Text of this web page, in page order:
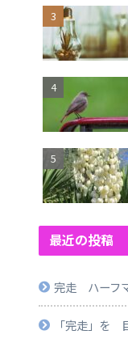
最近の投稿
完走 ハーフ
「完走」を